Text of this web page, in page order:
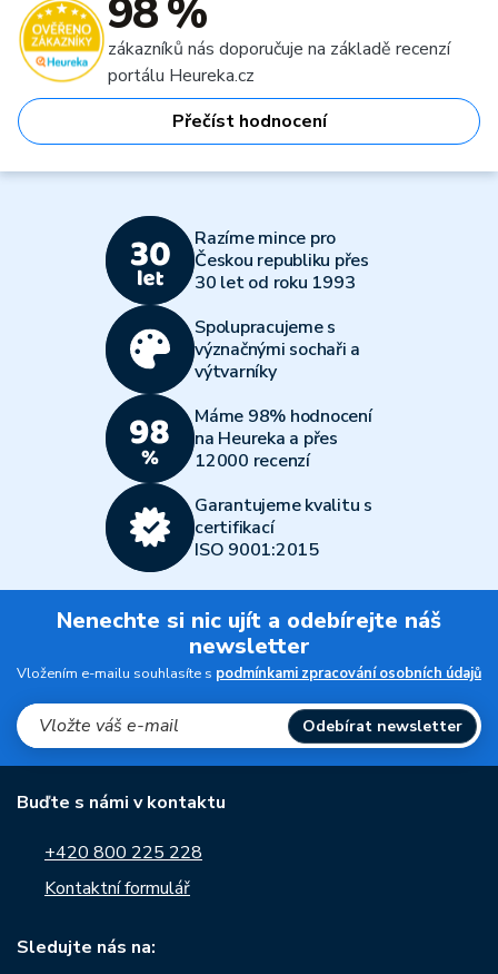
98 %
zákazníků nás doporučuje na základě recenzí
portálu Heureka.cz
Přečíst hodnocení
Razíme mince pro
Českou republiku přes
30 let od roku 1993
Spolupracujeme s
význačnými sochaři a
výtvarníky
Máme 98% hodnocení
na Heureka a přes
12000 recenzí
Garantujeme kvalitu s
certifikací
ISO 9001:2015
Nenechte si nic ujít a odebírejte náš
newsletter
Vložením e-mailu souhlasíte s podmínkami zpracování osobních údajů
Odebírat newsletter
Buďte s námi v kontaktu
+420 800 225 228
Kontaktní formulář
Sledujte nás na: